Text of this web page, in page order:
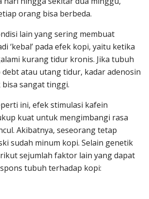
orang bisa berbeda.
lain yang sering membuat
‘kebal’ pada efek kopi, yaitu ketika
kurang tidur kronis. Jika tubuh
debt atau utang tidur, kadar adenosin
sangat tinggi.
ini, efek stimulasi kafein
kuat untuk mengimbangi rasa
Akibatnya, seseorang tetap
sudah minum kopi. Selain genetik
sejumlah faktor lain yang dapat
tubuh terhadap kopi: